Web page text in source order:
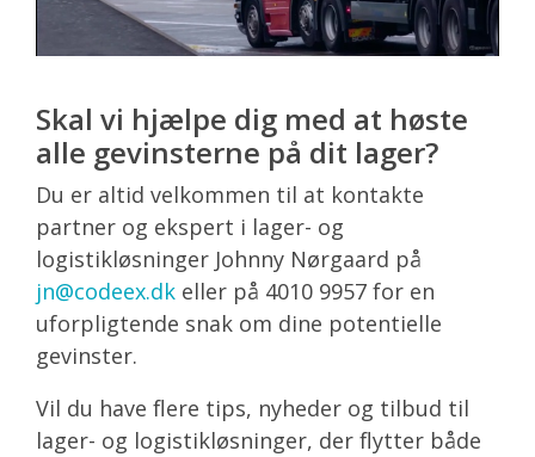
Skal vi hjælpe dig med at høste
alle gevinsterne på dit lager?
Du er altid velkommen til at kontakte
partner og ekspert i lager- og
logistikløsninger Johnny Nørgaard på
jn@codeex.dk eller på 4010 9957 for en
uforpligtende snak om dine potentielle
gevinster.
Vil du have flere tips, nyheder og tilbud til
lager- og logistikløsninger, der flytter både